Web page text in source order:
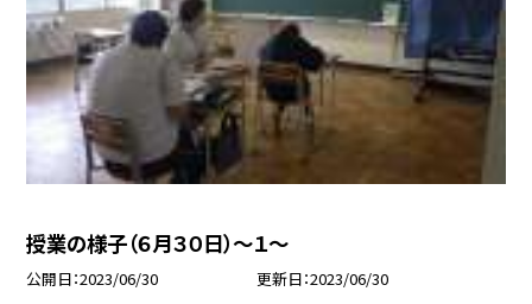
授業の様子（６月３０日）〜１〜
公開日 2023/06/30 更新日 2023/06/30